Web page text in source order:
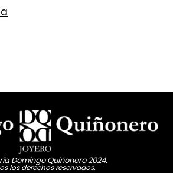
Domingo Quiñonero 2024.
los derechos reservados.